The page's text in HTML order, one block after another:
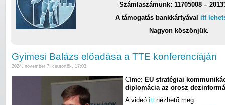
Számlaszámunk: 11705008 –
A támogatás bankkártyával itt
Nagyon köszönjük.
Gyimesi Balázs előadása a TTE konferenciáján
2024. november 7. csütörtök, 17:03
Címe: EU stratégiai
diplomácia az orosz
A videó itt nézhető meg